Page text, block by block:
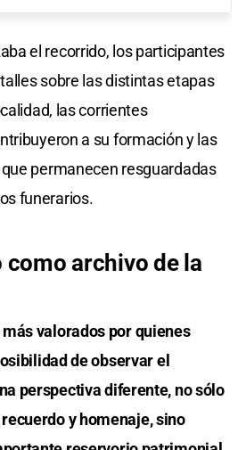
el recorrido, los participantes
sobre las distintas etapas
las corrientes
a su formación y las
permanecen resguardadas
funerarios.
como archivo de la
valorados por quienes
de observar el
perspectiva diferente, no sólo
y homenaje, sino